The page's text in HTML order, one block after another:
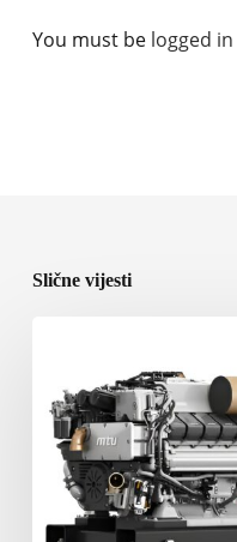
You must be logged in
Slične vijesti
predstavlja
nove
brodske
pogonske
sisteme
na